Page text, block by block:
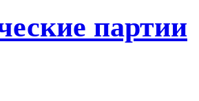
партии